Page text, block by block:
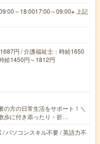
～18:0017:00～09:00※ 上記
円 / 介護福祉士：時給1650
給1450円～1812円
の方の日常生活をサポート！＼
歩に付き添ったり・折…
パソコンスキル不要 / 英語力不